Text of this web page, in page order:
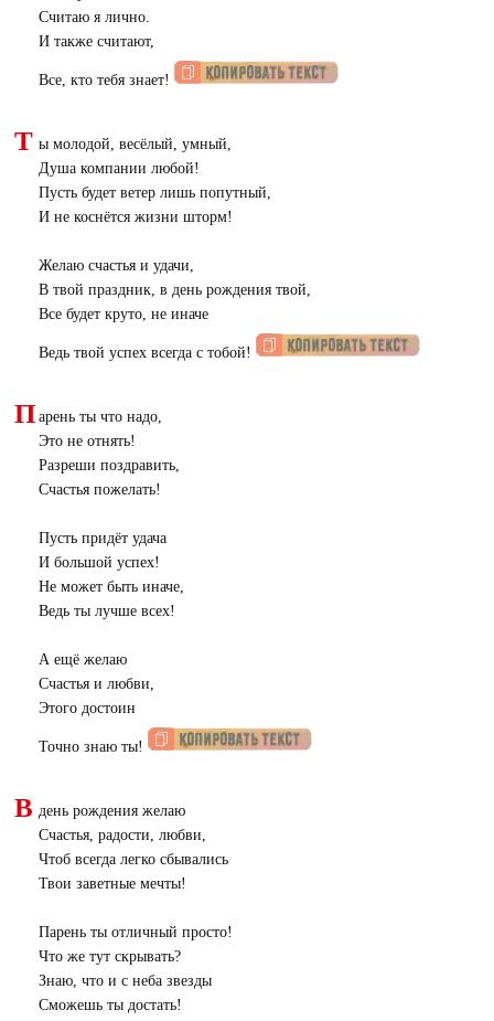
Считаю я лично.
И также считают,
Все, кто тебя знает!
Т ы молодой, весёлый, умный,
Душа компании любой!
Пусть будет ветер лишь попутный,
И не коснётся жизни шторм!
Желаю счастья и удачи,
В твой праздник, в день рождения твой,
Все будет круто, не иначе
Ведь твой успех всегда с тобой!
П арень ты что надо,
Это не отнять!
Разреши поздравить,
Счастья пожелать!
Пусть придёт удача
И большой успех!
Не может быть иначе,
Ведь ты лучше всех!
А ещё желаю
Счастья и любви,
Этого достоин
Точно знаю ты!
В день рождения желаю
Счастья, радости, любви,
Чтоб всегда легко сбывались
Твои заветные мечты!
Парень ты отличный просто!
Что же тут скрывать?
Знаю, что и с неба звезды
Сможешь ты достать!